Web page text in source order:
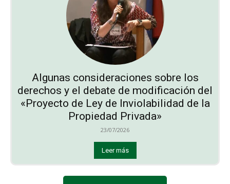
Algunas consideraciones sobre los
derechos y el debate de modificación del
«Proyecto de Ley de Inviolabilidad de la
Propiedad Privada»
23/07/2026
Leer más